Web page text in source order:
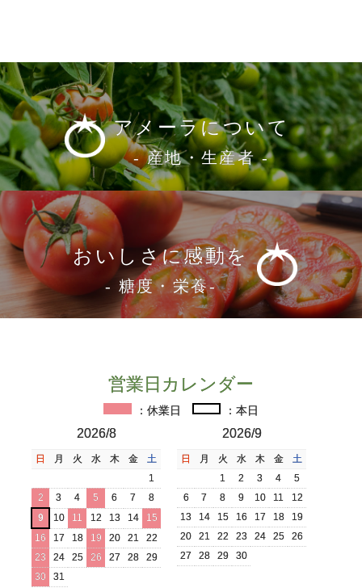
アメーラについて
- 産地・生産者 -
おいしさに感動を
- 糖度・栄養-
営業日カレンダー
：休業日 ：本日
2026/8
日 月 火 水 木 金
土
1
2
3 4 5 6 7
8
9
10 11 12 13 14
15
16
17 18 19 20 21
22
23
24 25 26 27 28
29
30
31
2026/9
日 月 火 水 木 金
土
1
2 3 4
5
6
7 8 9 10 11
12
13
14 15 16 17 18
19
20
21 22 23 24 25
26
27
28 29 30